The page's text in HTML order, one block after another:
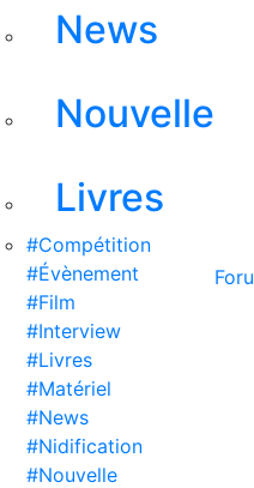
News
Nouvelle
Livres
#Compétition
#Évènement
#Film
#Interview
#Livres
#Matériel
#News
#Nidification
#Nouvelle